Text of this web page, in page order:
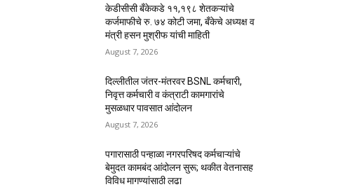
केडीसीसी बँकेकडे ११,१९८ शेतकऱ्यांचे
कर्जमाफीचे रु. ७४ कोटी जमा, बँकेचे अध्यक्ष व
मंत्री हसन मुश्रीफ यांची माहिती
August 7, 2026
दिल्लीतील जंतर-मंतरवर BSNL कर्मचारी,
निवृत्त कर्मचारी व कंत्राटी कामगारांचे
मुसळधार पावसात आंदोलन
August 7, 2026
पगारासाठी पन्हाळा नगरपरिषद कर्मचाऱ्यांचे
बेमुदत कामबंद आंदोलन सुरू; थकीत वेतनासह
विविध मागण्यांसाठी लढा